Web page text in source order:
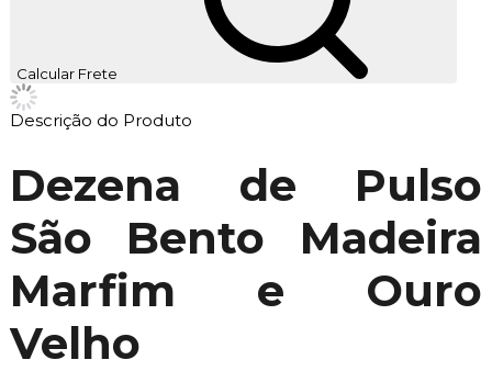
Calcular Frete
Descrição do Produto
Dezena de Pulso
São Bento Madeira
Marfim e Ouro
Velho